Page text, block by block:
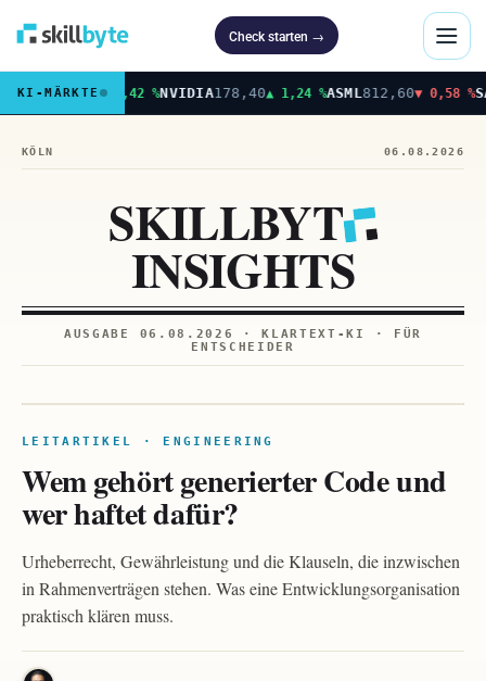
skillbyte – Zur StartseiteCheck starten →
KI-MÄRKTE
24.212▲ 0,42 %NVIDIA178,40▲ 1,24 %ASML812,60 ▼ 0,58 %SAP
KÖLN 06.08.2026
SKILLBYT
INSIGHTS
AUSGABE 06.08.2026
· KLARTEXT-KI · FÜR
ENTSCHEIDER
LEITARTIKEL · ENGINEERING
Wem gehört generierter Code und
wer haftet dafür?
Urheberrecht, Gewährleistung und die Klauseln, die inzwischen
in Rahmenverträgen stehen. Was eine Entwicklungsorganisation
praktisch klären muss.